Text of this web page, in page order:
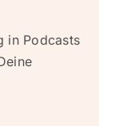
in Podcasts